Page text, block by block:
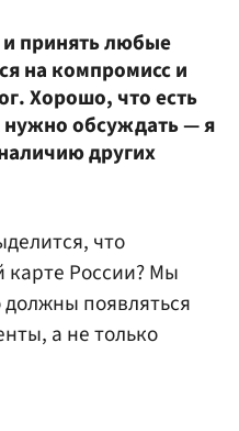
принять любые
на компромисс и
Хорошо, что есть
нужно обсуждать — я
других
что
карте России? Мы
должны появляться
а не только